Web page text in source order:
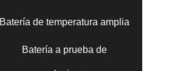
Batería de temperatura amplia
Batería a prueba de